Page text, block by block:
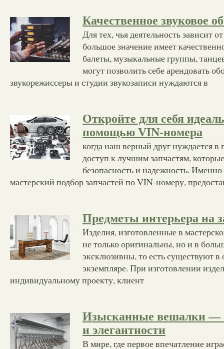
Качественное звуковое
Для тех, чья деятельность зависит
большое значение имеет
балеты, музыкальные группы,
могут позволить себе арендовать
звукорежиссеры и студии звукозаписи нуждаются в
Откройте для себя
помощью VIN-номера
когда наш верный друг нуждается
доступ к лучшим запчастям,
безопасность и надежность. Именно
мастерский подбор запчастей по VIN-номеру,
Предметы интерьера на
Изделия, изготовленные в
не только оригинальны, но и в
эксклюзивны, то есть существуют
экземпляре. При изготовлении
индивидуальному проекту, клиент
Изысканные вешалки —
и элегантности
В мире, где первое впечатление